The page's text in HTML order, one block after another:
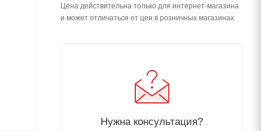
Цена действительна только для интернет-магазина
и может отличаться от цен в розничных магазинах
Нужна консультация?